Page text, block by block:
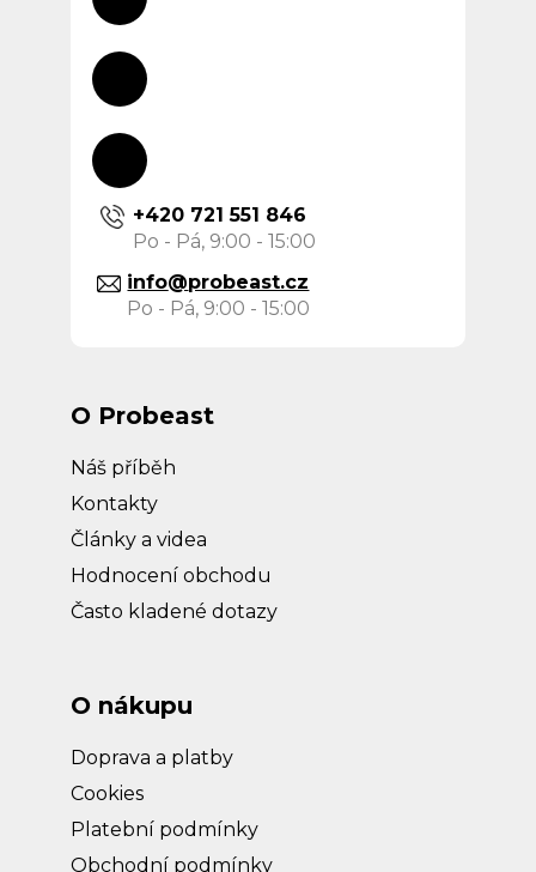
info@probeast.cz
+420 721 551 846
O Probeast
Náš příběh
Kontakty
Články a videa
Hodnocení obchodu
Často kladené dotazy
O nákupu
Doprava a platby
Cookies
Platební podmínky
Obchodní podmínky